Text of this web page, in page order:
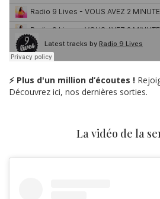
⚡ Plus d'un million d’écoutes !
Découvrez ici, nos dernières sorties.
La vidéo de la